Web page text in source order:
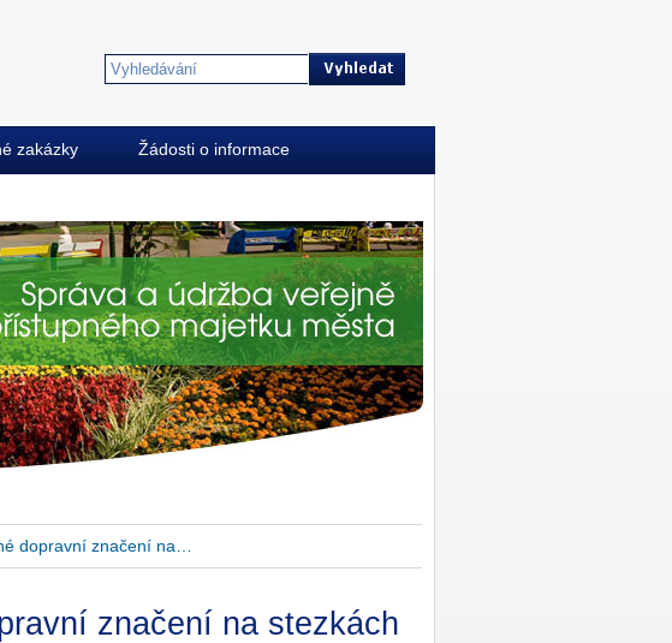
zakázky Žádosti o informace
dopravní značení na…
značení na stezkách